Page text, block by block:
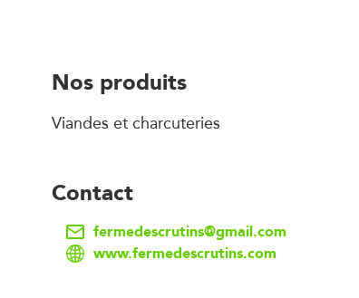
Nos produits
Viandes et charcuteries
Contact
fermedescrutins@gmail.com
www.fermedescrutins.com